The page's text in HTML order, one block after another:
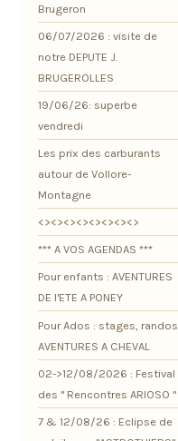
Brugeron
06/07/2026 : visite de
notre DEPUTE J.
BRUGEROLLES
19/06/26: superbe
vendredi
Les prix des carburants
autour de Vollore-
Montagne
<><><><><><><><>
*** A VOS AGENDAS ***
Pour enfants : AVENTURES
DE l'ETE A PONEY
Pour Ados : stages, randos
AVENTURES A CHEVAL
02->12/08/2026 : Festival
des " Rencontres ARIOSO "
7 & 12/08/26 : Eclipse de